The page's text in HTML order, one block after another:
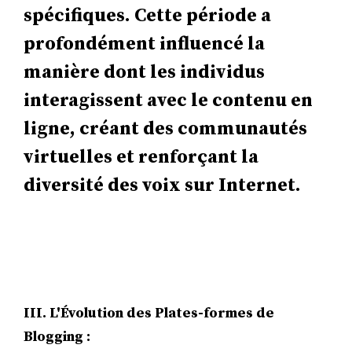
spécifiques. Cette période a
profondément influencé la
manière dont les individus
interagissent avec le contenu en
ligne, créant des communautés
virtuelles et renforçant la
diversité des voix sur Internet.
III. L'Évolution des Plates-formes de
Blogging :